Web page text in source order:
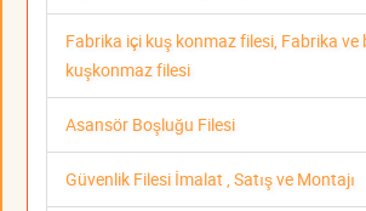
Fabrika içi kuş konmaz filesi, Fabrika ve
kuşkonmaz filesi
Asansör Boşluğu Filesi
Güvenlik Filesi İmalat , Satış ve Montajı